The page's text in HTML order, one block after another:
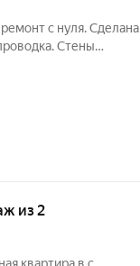
с нуля. Сделана
Стены
из 2